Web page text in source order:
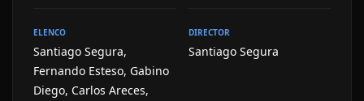
ELENCO
Santiago Segura,
Fernando Esteso, Gabino
Diego, Carlos Areces,
DIRECTOR
Santiago Segura